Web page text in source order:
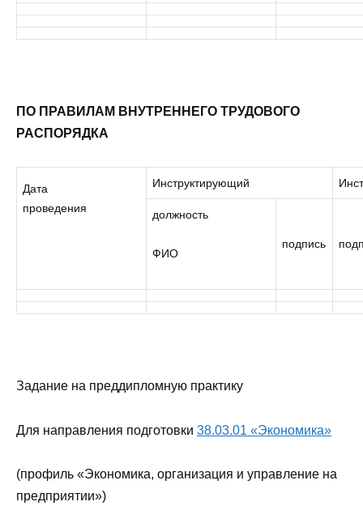
ПО ПРАВИЛАМ ВНУТРЕННЕГО ТРУДОВОГО
РАСПОРЯДКА
Дата
проведения
Инструктирующий
должность
ФИО
подпись
Задание на преддипломную практику
Для направления подготовки 38.03.01 «Экономика»
(профиль «Экономика, организация и управление на
предприятии»)